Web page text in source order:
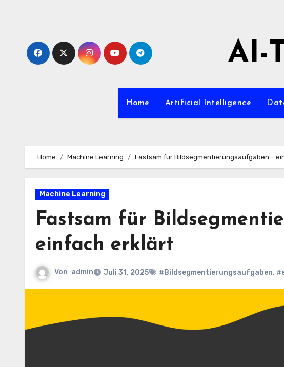
AI-
Home Artificial Intelligence
Home Machine Learning Fastsam für Bildsegmentierungsaufgaben –
Machine Learning
Fastsam für
einfach erklärt
Von admin Juli 31, 2025 #Bildsegmentierungsaufgaben,